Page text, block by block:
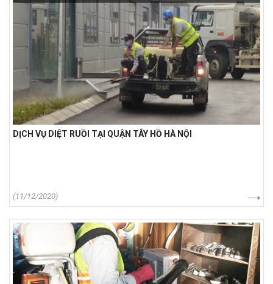
DỊCH VỤ DIỆT RUỒI TẠI QUẬN TÂY HỒ HÀ NỘI
(11/12/2020)